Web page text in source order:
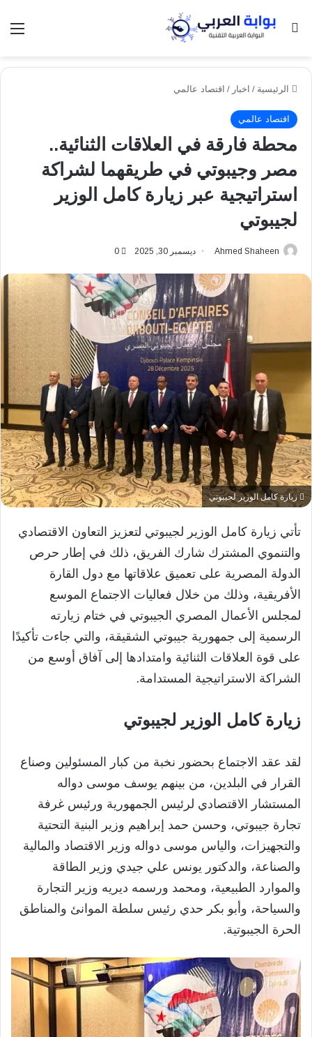
بحث عن
الرئيسية / اخبار / اقتصاد عالمي
اقتصاد عالمي
محطة فارقة في العلاقات الثنائية..
مصر وجيبوتي في طريقهما لشراكة
استراتيجية عبر زيارة كامل الوزير
لجيبوتي
Ahmed Shaheen ديسمبر 30, 2025 0
زيارة كامل الوزير لجيبوتي
تأتي زيارة كامل الوزير لجيبوتي لتعزيز التعاون الاقتصادي
والتنموي المشترك شارك الفريق، ذلك في إطار حرص
الدولة المصرية على تعميق علاقاتها مع دول القارة
الأفريقية، وذلك من خلال فعاليات الاجتماع الموسع
لمجلس الأعمال المصري الجيبوتي في ختام زيارته
الرسمية إلى جمهورية جيبوتي الشقيقة، والتي جاءت تأكيدًا
على قوة العلاقات الثنائية وامتدادها إلى آفاق أوسع من
الشراكة الاستراتيجية المستدامة.
زيارة كامل الوزير لجيبوتي
لقد عقد الاجتماع بحضور نخبة من كبار المسئولين وصناع
القرار في البلدين، من بينهم يوسف موسى دواله
المستشار الاقتصادي لرئيس الجمهورية ورئيس غرفة
تجارة جيبوتي، وحسن حمد إبراهيم وزير البنية التحتية
والتجهيزات، والياس موسى دواله وزير الاقتصاد والمالية
والصناعة، والدكتور يونس علي جيدي وزير الطاقة
والموارد الطبيعية، ومحمد ورسمه ديريه وزير التجارة
والسياحة، وأبو بكر حدي رئيس سلطة الموانئ والمناطق
الحرة الجيبوتية.